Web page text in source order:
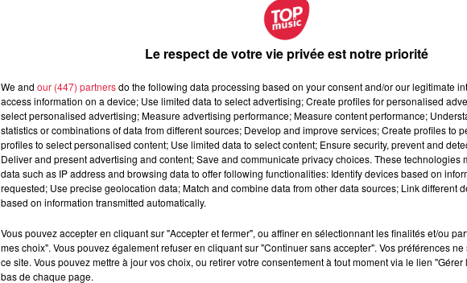
Le respect de votre vie privée est notre priorité
We and our (447) partnersdo the following data processing based on your consent and/or our legitimate
access information on a device; Use limited data to select advertising; Create profiles for personalised
select personalised advertising; Measure advertising performance; Measure content performance;
statistics or combinations of data from different sources; Develop and improve services; Create profiles to
profiles to select personalised content; Use limited data to select content; Ensure security, prevent and
Deliver and present advertising and content; Save and communicate privacy choices. These technologies
data such as IP address and browsing data to offer following functionalities: Identify devices based on
requested; Use precise geolocation data; Match and combine data from other data sources; Link different
based on information transmitted automatically.
Vous pouvez accepter en cliquant sur "Accepter et fermer", ou affiner en sélectionnant les finalités et/ou
mes choix". Vous pouvez également refuser en cliquant sur "Continuer sans accepter". Vos préférences
ce site. Vous pouvez mettre à jour vos choix, ou retirer votre consentement à tout moment via le lien
bas de chaque page.